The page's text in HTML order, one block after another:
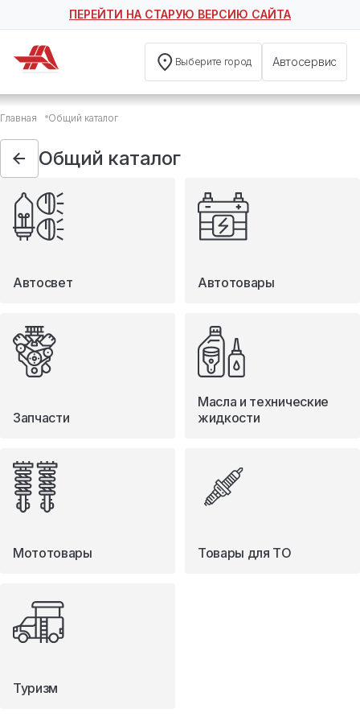
ПЕРЕЙТИ НА СТАРУЮ ВЕРСИЮ САЙТА
Выберите город Автосервис
Общий каталог
Автосвет
Автотовары
Запчасти
Масла и технические жидкости
Мототовары
Туризм
Главная Общий каталог
Общий каталог
Автосвет Автотовары
Запчасти
Масла и технические
жидкости
Мототовары Товары для ТО
Туризм